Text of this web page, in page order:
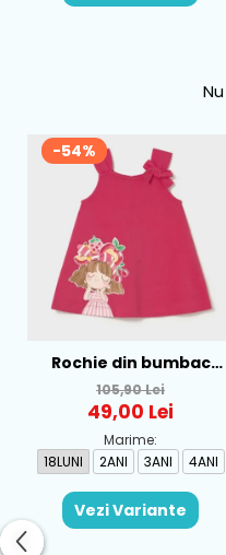
-54%
Rochie din bumbac
pentru fete Mayoral,
Rosu - 1930-069
105,90 Lei
49,00 Lei
Marime:
18LUNI
2ANI 3ANI 4ANI
Vezi Variante